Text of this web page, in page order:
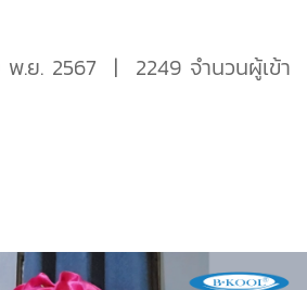
.ย. 2567 | 2249 จำนวนผู้เข้า